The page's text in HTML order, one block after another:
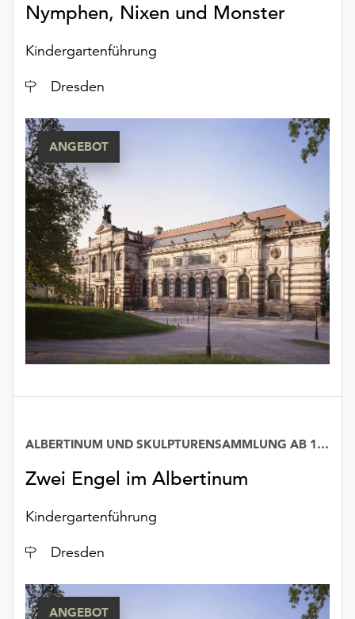
Nymphen, Nixen und Monster
Kindergartenführung
Ort
Dresden
ANGEBOT
Zwei Engel im Albertinum
ALBERTINUM UND SKULPTURENSAMMLUNG AB 1800
Kindergartenführung
Ort
Dresden
ANGEBOT